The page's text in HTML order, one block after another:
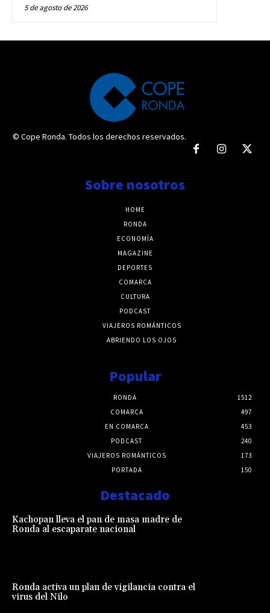
5 de agosto de 2026
© Cope Ronda. Todos los derechos reservados.
Sobre nosotros
HOME
RONDA
ECONOMÍA
MAGAZINE
DEPORTES
COMARCA
CULTURA
PODCAST
VIAJEROS ROMÁNTICOS
ABRIENDO LOS OJOS
Popular
RONDA
1512
COMARCA
497
EN COMARCA
453
PODCAST
240
VIAJEROS ROMÁNTICOS
173
PORTADA
150
Destacado
Kachopan lleva el pan de masa madre de
Ronda al escaparate nacional
Ronda activa un plan de vigilancia contra el
virus del Nilo